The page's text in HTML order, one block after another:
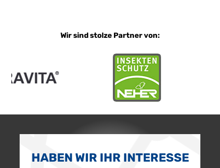
Wir sind stolze Partner von:
HABEN WIR IHR INTERESSE